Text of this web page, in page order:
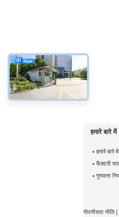
हमारे बारे में
हमारे बारे में
फैक्टरी
गुणवत्ता
गोपनीयता नीति